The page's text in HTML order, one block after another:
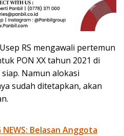
RS mengawali pertemun
PON XX tahun 2021 di
Namun alokasi
sudah ditetapkan, akan
NEWS: Belasan Anggota